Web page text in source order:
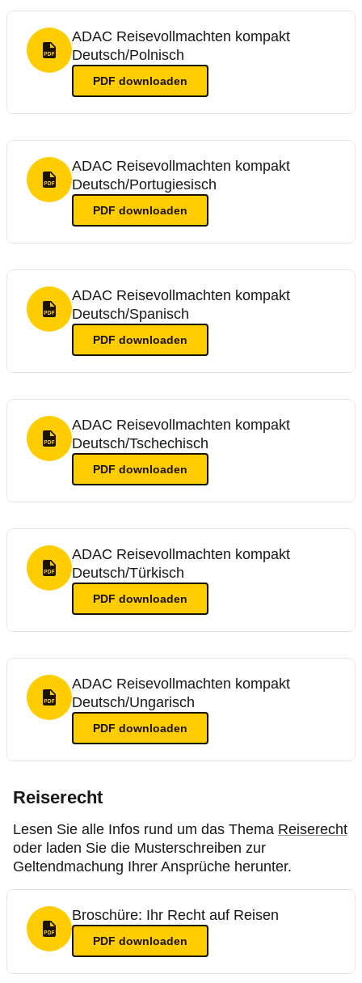
PDF Format
ADAC Reisevollmachten kompakt
Deutsch/Polnisch
PDF downloaden
PDF Format
ADAC Reisevollmachten kompakt
Deutsch/Portugiesisch
PDF downloaden
PDF Format
ADAC Reisevollmachten kompakt
Deutsch/Spanisch
PDF downloaden
PDF Format
ADAC Reisevollmachten kompakt
Deutsch/Tschechisch
PDF downloaden
PDF Format
ADAC Reisevollmachten kompakt
Deutsch/Türkisch
PDF downloaden
PDF Format
ADAC Reisevollmachten kompakt
Deutsch/Ungarisch
PDF downloaden
Reiserecht
Lesen Sie alle Infos rund um das Thema Reiserecht
oder laden Sie die Musterschreiben zur
Geltendmachung Ihrer Ansprüche herunter.
PDF Format
Broschüre: Ihr Recht auf Reisen
PDF downloaden